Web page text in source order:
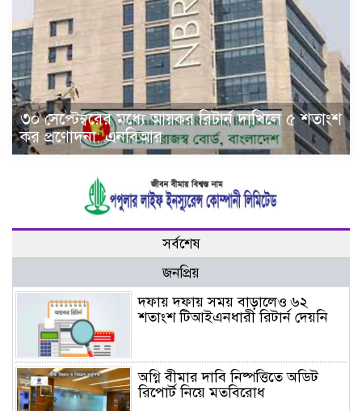
৩০ সেপ্টেম্বরের মধ্যে আয়কর রিটার্ন দাখিলে ৫ শতাংশ
কর প্রণোদনা: এনবিআর
সর্বশেষ
জনপ্রিয়
দফায় দফায় সময় বাড়ালেও ৬২
শতাংশ টিআইএনধারী রিটার্ন দেয়নি
অগ্নি বীমার দাবি নিষ্পত্তিতে অডিট
রিপোর্ট নিয়ে মতবিরোধ